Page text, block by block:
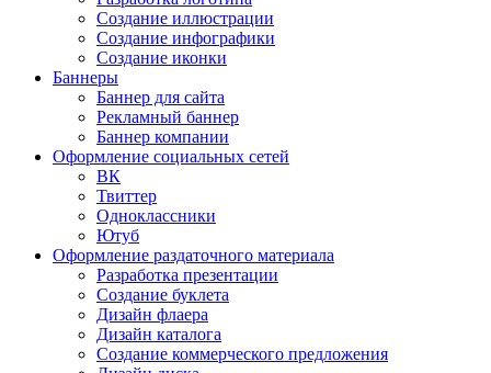
Создание иллюстрации
Создание инфографики
Создание иконки
Баннеры
Баннер для сайта
Рекламный баннер
Баннер компании
Оформление социальных сетей
ВК
Твиттер
Одноклассники
Ютуб
Оформление раздаточного материала
Разработка презентации
Создание буклета
Дизайн флаера
Дизайн каталога
Создание коммерческого предложения